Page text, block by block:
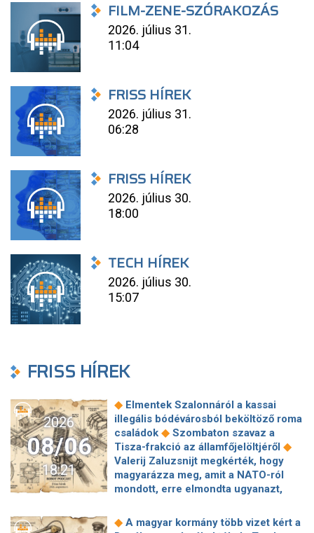
FILM-ZENE-SZÓRAKOZÁS
2026. július 31.
11:04
FRISS HÍREK
2026. július 31.
06:28
FRISS HÍREK
2026. július 30.
18:00
TECH HÍREK
2026. július 30.
15:07
FRISS HÍREK
2026
08/06
18:21
◆ Elmentek Szalonnáról a kassai
illegális bódévárosból beköltöző roma
családok ◆ Szombaton szavaz a
Tisza-frakció az államfőjelöltjéről ◆
Valerij Zaluzsnijt megkérték, hogy
magyarázza meg, amit a NATO-ról
mondott, erre elmondta ugyanazt,
kötött szerződéseket a HM cége a
◆ A magyar kormány több vizet kért a